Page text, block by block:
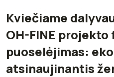
Kviečiame
OH-FINE
puoselėjimas:
atsinaujinantis